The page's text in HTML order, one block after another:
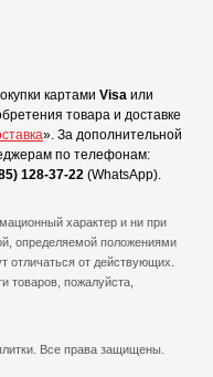
картами Visa или
товара и доставке
». За дополнительной
по телефонам:
128-37-22 (WhatsApp).
характер и ни при
определяемой положениями
отличаться от действующих.
товаров, пожалуйста,
Все права защищены.